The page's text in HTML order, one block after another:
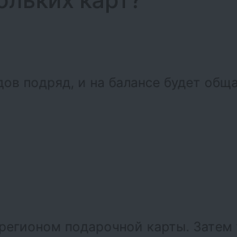
подряд, и на балансе будет
подарочной карты. Затем